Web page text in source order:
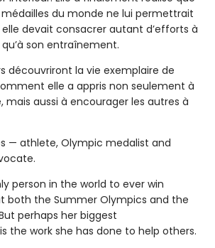
du monde ne lui permettrait
elle devait consacrer autant d’efforts à
son entraînement.
découvriront la vie exemplaire de
elle a appris non seulement à
mais aussi à encourager les autres à
— athlete, Olympic medalist and
person in the world to ever win
both the Summer Olympics and the
perhaps her biggest
the work she has done to help others.